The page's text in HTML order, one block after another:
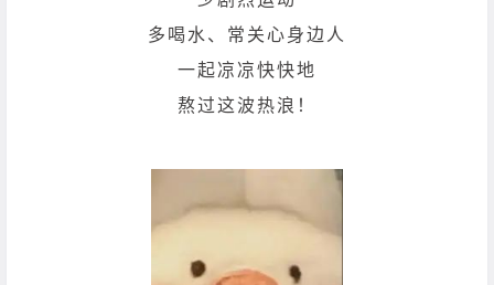
多喝水、常关心身边人
一起凉凉快快地
熬过这波热浪！